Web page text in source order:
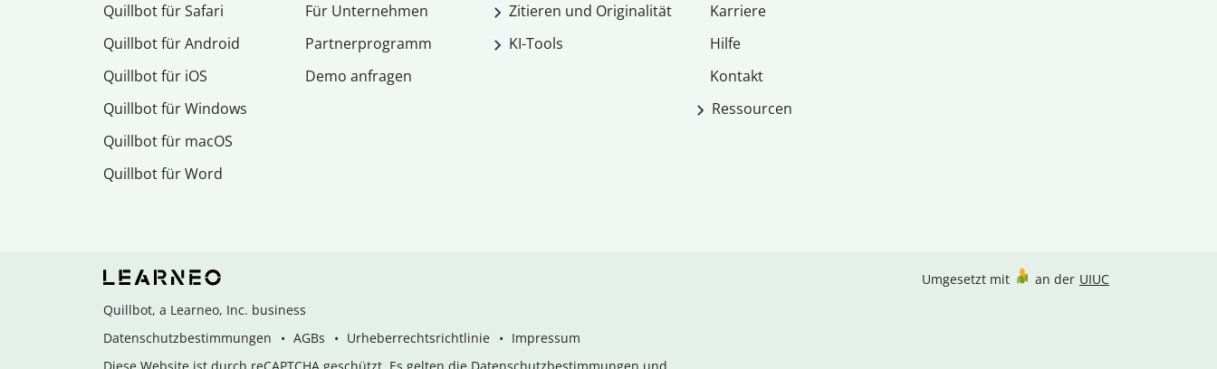
Quillbot für Safari
Quillbot für Android
Quillbot für iOS
Quillbot für Windows
Quillbot für macOS
Quillbot für Word
Für Unternehmen
Partnerprogramm
Demo anfragen
Zitieren und Originalität
KI-Tools
Karriere
Hilfe
Kontakt
Ressourcen
Quillbot, a Learneo, Inc. business
Datenschutzbestimmungen
AGBs Urheberrechtsrichtlinie
Impressum
Umgesetzt mit an der UIUC